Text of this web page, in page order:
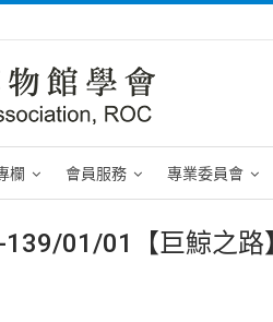
欄 會員服務 專業委員會
01/01【巨鯨之路